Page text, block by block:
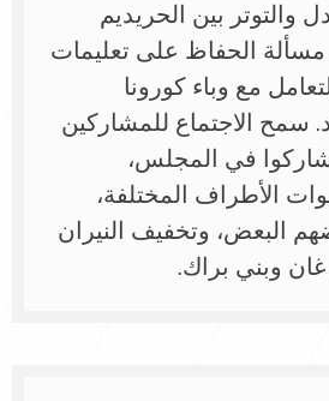
والتوتر بين الحريديم
مسألة الحفاظ على تعليمات
مع وباء كورونا
سمح الاجتماع للمشاركين
في المجلس،
الأطراف المختلفة،
البعض، وتخفيف النيران
وبني براك.